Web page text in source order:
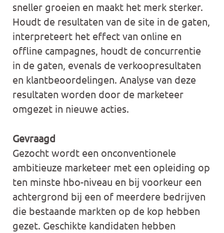
sneller groeien en maakt het merk sterker.
Houdt de resultaten van de site in de gaten,
interpreteert het effect van online en
offline campagnes, houdt de concurrentie
in de gaten, evenals de verkoopresultaten
en klantbeoordelingen. Analyse van deze
resultaten worden door de marketeer
omgezet in nieuwe acties.
Gevraagd
Gezocht wordt een onconventionele
ambitieuze marketeer met een opleiding op
ten minste hbo-niveau en bij voorkeur een
achtergrond bij een of meerdere bedrijven
die bestaande markten op de kop hebben
gezet. Geschikte kandidaten hebben